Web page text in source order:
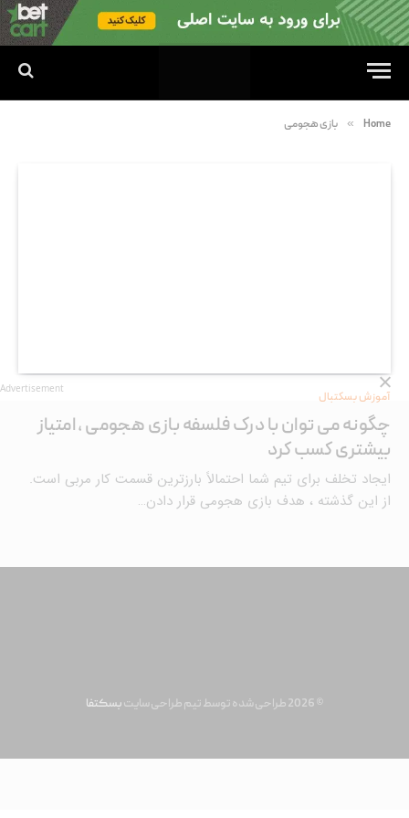
Home
» بازی هجومی
آموزش بسکتبال
چگونه می توان با درک فلسفه بازی هجومی ، امتیاز
بیشتری کسب کرد
ایجاد تخلف برای تیم شما احتمالاً بارزترین قسمت کار مربی است.
از این گذشته ، هدف بازی هجومی قرار دادن…
© 2026 طراحی شده توسط تیم طراحی سایت بسکتفا
Advertisement